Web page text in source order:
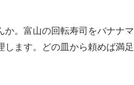
か。富山の回転寿司をバナナマ
ます。どの皿から頼めば満足